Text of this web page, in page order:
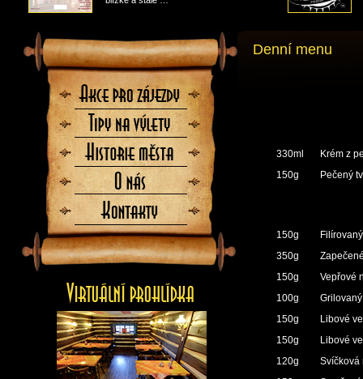
Denní menu
330ml
Krém z
150g
Pečený
150g
350g
150g
Vepřové
100g
150g
Libové
150g
Libové
120g
Svíčková
Historie